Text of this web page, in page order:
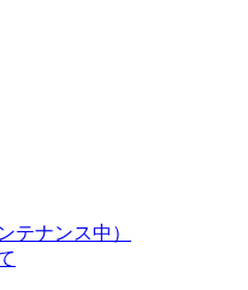
テナンス中）